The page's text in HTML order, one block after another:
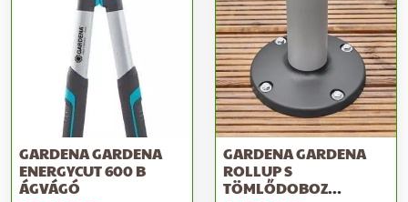
GARDENA GARDENA
ENERGYCUT 600 B
ÁGVÁGÓ
GARDENA GARDENA
ROLLUP S
TÖMLŐDOBOZ